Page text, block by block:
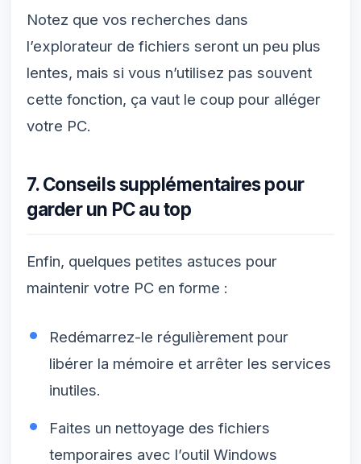
Notez que vos recherches dans
l’explorateur de fichiers seront un peu plus
lentes, mais si vous n’utilisez pas souvent
cette fonction, ça vaut le coup pour alléger
votre PC.
7. Conseils supplémentaires pour
garder un PC au top
Enfin, quelques petites astuces pour
maintenir votre PC en forme :
Redémarrez-le régulièrement pour
libérer la mémoire et arrêter les services
inutiles.
Faites un nettoyage des fichiers
temporaires avec l’outil Windows